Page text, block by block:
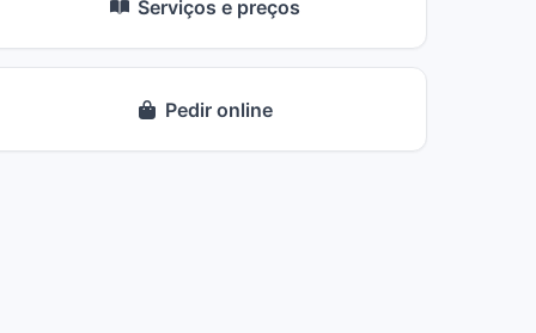
Serviços e preços
Pedir online